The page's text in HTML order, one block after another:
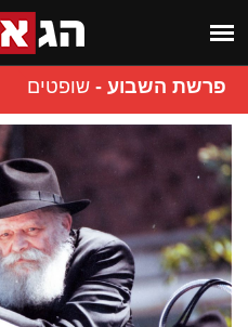
פרשת השבוע - שופטים